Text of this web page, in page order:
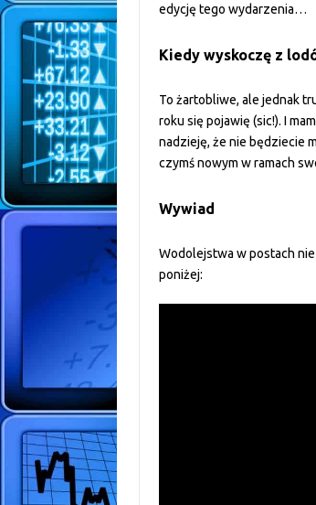
edycję tego wydarzenia…
Kiedy wyskoczę z
To żartobliwe, ale jednak
roku się pojawię (sic!). I
nadzieję, że nie będziecie
czymś nowym w ramach
Wywiad
Wodolejstwa w postach nie
poniżej: